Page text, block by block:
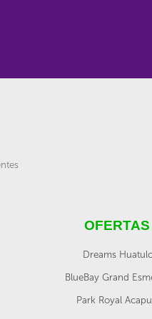
OFERTAS
Dreams
BlueBay Grand
Park Royal